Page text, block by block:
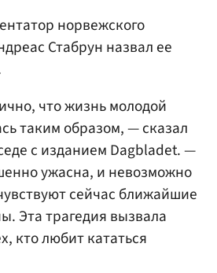
норвежского
Стабрун назвал ее
что жизнь молодой
таким образом, — сказал
с изданием Dagbladet. —
ужасна, и невозможно
сейчас ближайшие
Эта трагедия вызвала
кто любит кататься